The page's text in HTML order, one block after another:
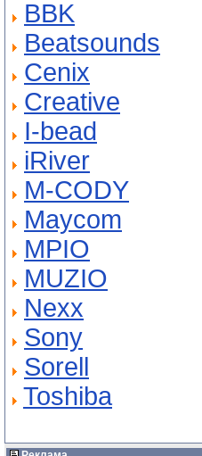
BBK
Beatsounds
Cenix
Creative
I-bead
iRiver
M-СODY
Maycom
MPIO
MUZIO
Nexx
Sony
Sorell
Toshiba